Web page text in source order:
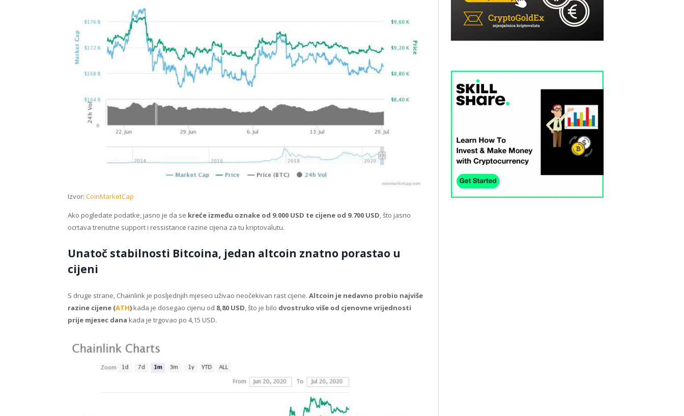
Izvor: CoinMarketCap
Ako pogledate podatke, jasno je da se kreće između oznake od 9.000 USD te cijene od 9.700 USD, što jasno
ocrtava trenutne support i ressistance razine cijena za tu kriptovalutu.
Unatoč stabilnosti Bitcoina, jedan altcoin znatno porastao u
cijeni
S druge strane, Chainlink je posljednjih mjeseci uživao neočekivan rast cijene. Altcoin je nedavno probio najviše
razine cijene (ATH) kada je dosegao cijenu od 8,80 USD, što je bilo dvostruko više od cjenovne vrijednosti
prije mjesec dana kada je trgovao po 4,15 USD.